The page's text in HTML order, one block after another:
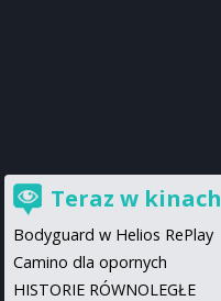
Teraz w kinach
Bodyguard w Helios RePlay
Camino dla opornych
HISTORIE RÓWNOLEGŁE